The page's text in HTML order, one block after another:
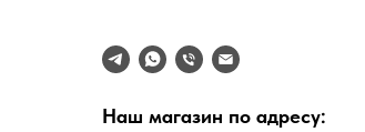
Наш магазин по адресу: